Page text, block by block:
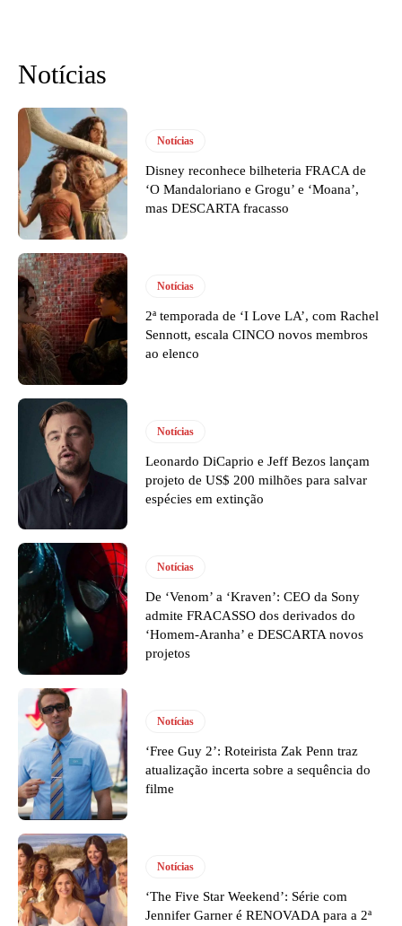
Notícias
Notícias
Disney reconhece bilheteria FRACA de
‘O Mandaloriano e Grogu’ e ‘Moana’,
mas DESCARTA fracasso
Notícias
2ª temporada de ‘I Love LA’, com Rachel
Sennott, escala CINCO novos membros
ao elenco
Notícias
Leonardo DiCaprio e Jeff Bezos lançam
projeto de US$ 200 milhões para salvar
espécies em extinção
Notícias
De ‘Venom’ a ‘Kraven’: CEO da Sony
admite FRACASSO dos derivados do
‘Homem-Aranha’ e DESCARTA novos
projetos
Notícias
‘Free Guy 2’: Roteirista Zak Penn traz
atualização incerta sobre a sequência do
filme
Notícias
‘The Five Star Weekend’: Série com
Jennifer Garner é RENOVADA para a 2ª